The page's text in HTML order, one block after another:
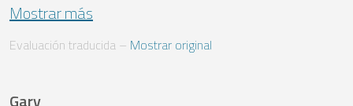
Mostrar más
Evaluación traducida – Mostrar original